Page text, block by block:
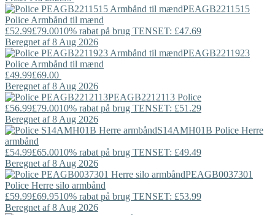
PEAGB2211515
Police Armbånd til mænd
£52.99£79.0010% rabat på brug TENSET: £47.69
Beregnet af 8 Aug 2026
PEAGB2211923
Police Armbånd til mænd
£49.99£69.00
Beregnet af 8 Aug 2026
PEAGB2212113 Police
£56.99£79.0010% rabat på brug TENSET: £51.29
Beregnet af 8 Aug 2026
S14AMH01B Police Herre
armbånd
£54.99£65.0010% rabat på brug TENSET: £49.49
Beregnet af 8 Aug 2026
PEAGB0037301
Police Herre silo armbånd
£59.99£69.9510% rabat på brug TENSET: £53.99
Beregnet af 8 Aug 2026